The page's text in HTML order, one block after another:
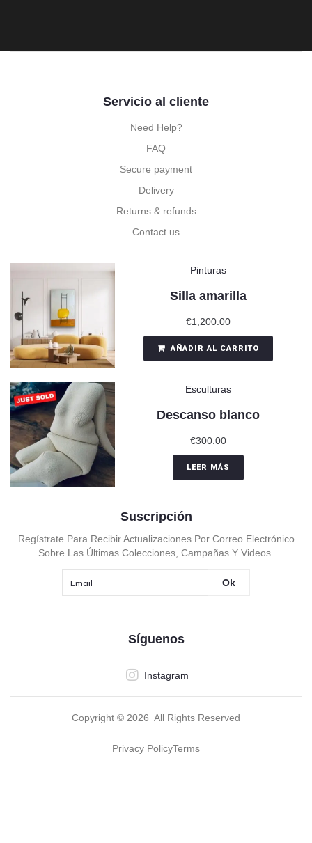
Servicio al cliente
Need Help?
FAQ
Secure payment
Delivery
Returns & refunds
Contact us
Pinturas
Silla amarilla
€1,200.00
AÑADIR AL CARRITO
Esculturas
Descanso blanco
€300.00
LEER MÁS
Suscripción
Regístrate Para Recibir Actualizaciones Por Correo Electrónico
Sobre Las Últimas Colecciones, Campañas Y Videos.
Ok
Síguenos
Instagram
Copyright © 2026 All Rights Reserved
Privacy PolicyTerms